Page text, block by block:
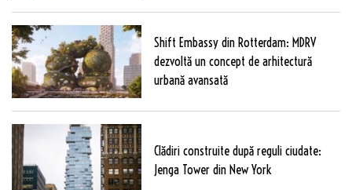
Shift Embassy din Rotterdam: MDRV
dezvoltă un concept de arhitectură
urbană avansată
Clădiri construite după reguli ciudate:
Jenga Tower din New York